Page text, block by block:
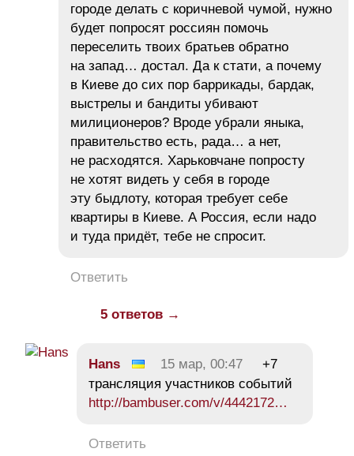
городе делать с коричневой чумой, нужно
будет попросят россиян помочь
переселить твоих братьев обратно
на запад… достал. Да к стати, а почему
в Киеве до сих пор баррикады, бардак,
выстрелы и бандиты убивают
милиционеров? Вроде убрали яныка,
правительство есть, рада… а нет,
не расходятся. Харьковчане попросту
не хотят видеть у себя в городе
эту быдлоту, которая требует себе
квартиры в Киеве. А Россия, если надо
и туда придёт, тебе не спросит.
Ответить
5 ответов →
Hans 15 мар, 00:47
+7
трансляция участников событий
http://bambuser.com/v/4442172…
Ответить